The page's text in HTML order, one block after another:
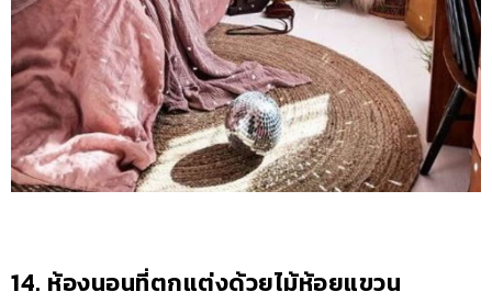
14. ห้องนอนที่ตกแต่งด้วยไม้ห้อยแขวน